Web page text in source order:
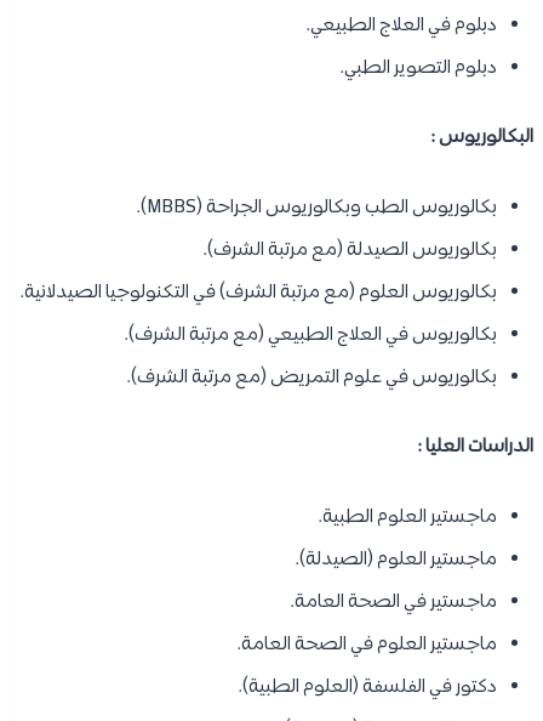
دبلوم في العلاج الطبيعي.
دبلوم التصوير الطبي.
البكالوريوس :
بكالوريوس الطب وبكالوريوس الجراحة (MBBS).
بكالوريوس الصيدلة (مع مرتبة الشرف).
بكالوريوس العلوم (مع مرتبة الشرف) في التكنولوجيا الصيدلانية.
بكالوريوس في العلاج الطبيعي (مع مرتبة الشرف).
بكالوريوس في علوم التمريض (مع مرتبة الشرف).
الدراسات العليا :
ماجستير العلوم الطبية.
ماجستير العلوم (الصيدلة).
ماجستير في الصحة العامة.
ماجستير العلوم في الصحة العامة.
دكتور في الفلسفة (العلوم الطبية).